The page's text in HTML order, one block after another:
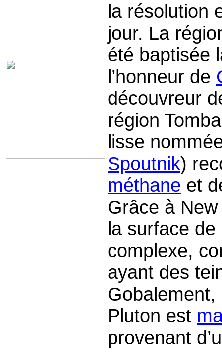
la résolution
jour. La
été baptisée
l’honneur de
découvreur
région
lisse
Spoutnik)
méthane et
Grâce à
la surface
complexe,
ayant des
Pluton est
provenant